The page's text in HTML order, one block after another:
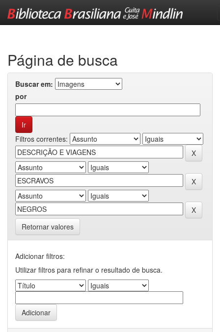
Página de busca
Buscar em:
por
Filtros correntes:
Retornar valores
Adicionar filtros:
Utilizar filtros para refinar o resultado de busca.